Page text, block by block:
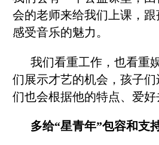
会的老师来给我们上课，跟
感受音乐的魅力。
我们看重工作，也看重
们展示才艺的机会，孩子
们也会根据他的特点、爱好
多给“星青年”包容和支